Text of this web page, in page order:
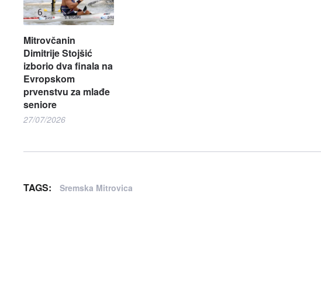
Mitrovčanin
Dimitrije Stojšić
izborio dva finala na
Evropskom
prvenstvu za mlađe
seniore
27/07/2026
TAGS: Sremska Mitrovica